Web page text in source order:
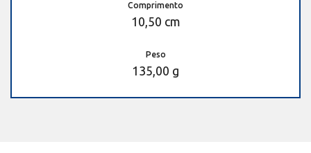
Comprimento
10,50 cm
Peso
135,00 g